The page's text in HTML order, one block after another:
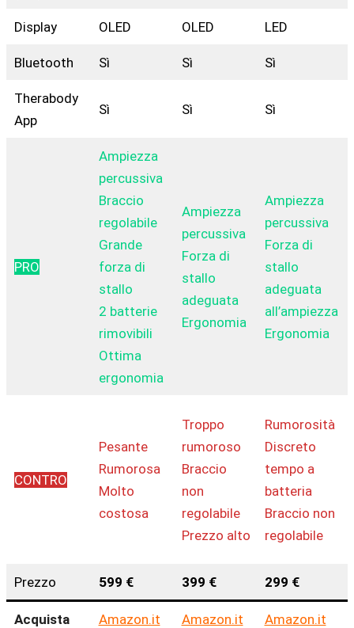
Display OLED OLED LED
Bluetooth Sì Sì Sì
Therabody
App
Sì Sì Sì
PRO
Ampiezza
percussiva
Braccio
regolabile
Grande
forza di
stallo
2 batterie
rimovibili
Ottima
ergonomia
Ampiezza
percussiva
Forza di
stallo
adeguata
Ergonomia
Ampiezza
percussiva
Forza di
stallo
adeguata
all’ampiezza
Ergonomia
CONTRO
Pesante
Rumorosa
Molto
costosa
Troppo
rumoroso
Braccio
non
regolabile
Prezzo alto
Rumorosità
Discreto
tempo a
batteria
Braccio non
regolabile
Prezzo 599 € 399 € 299 €
Acquista Amazon.it Amazon.it Amazon.it